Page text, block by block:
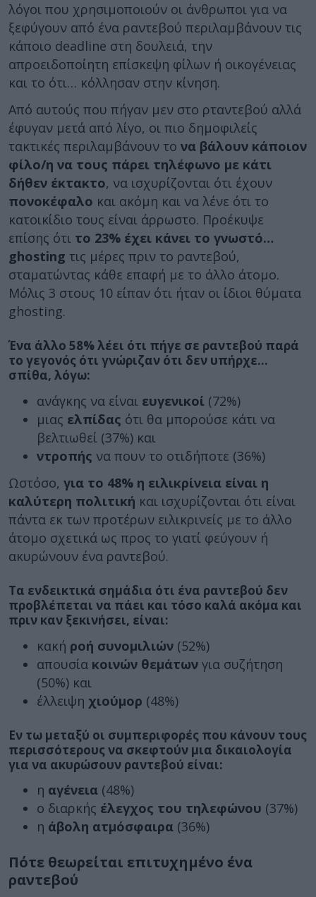
λόγοι που χρησιμοποιούν οι άνθρωποι για να
ξεφύγουν από ένα ραντεβού περιλαμβάνουν τις
κάποιο deadline στη δουλειά, την
απροειδοποίητη επίσκεψη φίλων ή οικογένειας
και το ότι… κόλλησαν στην κίνηση.
Από αυτούς που πήγαν μεν στο ρταντεβού αλλά
έφυγαν μετά από λίγο, οι πιο δημοφιλείς
τακτικές περιλαμβάνουν το να βάλουν κάποιον
φίλο/η να τους πάρει τηλέφωνο με κάτι
δήθεν έκτακτο, να ισχυρίζονται ότι έχουν
πονοκέφαλο και ακόμη και να λένε ότι το
κατοικίδιο τους είναι άρρωστο. Προέκυψε
επίσης ότι το 23% έχει κάνει το γνωστό…
ghosting τις μέρες πριν το ραντεβού,
σταματώντας κάθε επαφή με το άλλο άτομο.
Μόλις 3 στους 10 είπαν ότι ήταν οι ίδιοι θύματα
ghosting.
Ένα άλλο 58% λέει ότι πήγε σε ραντεβού παρά
το γεγονός ότι γνώριζαν ότι δεν υπήρχε…
σπίθα, λόγω:
ανάγκης να είναι ευγενικοί (72%)
μιας ελπίδας ότι θα μπορούσε κάτι να
βελτιωθεί (37%) και
ντροπής να πουν το οτιδήποτε (36%)
Ωστόσο, για το 48% η ειλικρίνεια είναι η
καλύτερη πολιτική και ισχυρίζονται ότι είναι
πάντα εκ των προτέρων ειλικρινείς με το άλλο
άτομο σχετικά ως προς το γιατί φεύγουν ή
ακυρώνουν ένα ραντεβού.
Τα ενδεικτικά σημάδια ότι ένα ραντεβού δεν
προβλέπεται να πάει και τόσο καλά ακόμα και
πριν καν ξεκινήσει, είναι:
κακή ροή συνομιλιών (52%)
απουσία κοινών θεμάτων για συζήτηση
(50%) και
έλλειψη χιούμορ (48%)
Εν τω μεταξύ οι συμπεριφορές που κάνουν τους
περισσότερους να σκεφτούν μια δικαιολογία
για να ακυρώσουν ραντεβού είναι:
η αγένεια (48%)
ο διαρκής έλεγχος του τηλεφώνου (37%)
η άβολη ατμόσφαιρα (36%)
Πότε θεωρείται επιτυχημένο ένα
ραντεβού